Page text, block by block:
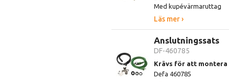
Med kupévärmaruttag
Läs mer ›
Anslutningssats
DF-460785
Krävs för att
Defa 460785